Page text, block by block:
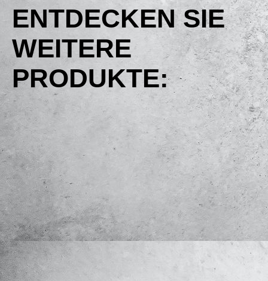
ENTDECKEN SIE
WEITERE
PRODUKTE: